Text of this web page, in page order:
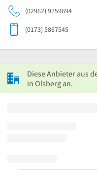
(02962) 9759694
(0173) 5867545
Diese Anbieter aus
in Olsberg an.